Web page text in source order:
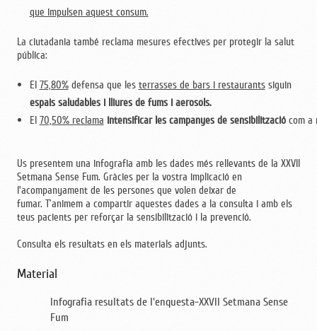
que impulsen aquest consum.
La ciutadania també reclama mesures efectives per protegir la salut
pública:
El 75,80%defensa que les terrasses de bars i restaurantssiguin
espais saludables i lliures de fums i aerosols.
El 70,50% reclama intensificar les campanyes de sensibilitzaciócom a
Us presentem una infografia amb les dades més rellevants de la XXVII
Setmana Sense Fum. Gràcies per la vostra implicació en
l'acompanyament de les persones que volen deixar de
fumar. T’animem a compartir aquestes dades a la consulta i amb els
teus pacients per reforçar la sensibilització i la prevenció.
Consulta els resultats en els materials adjunts.
Material
Infografia resultats de l'enquesta-XXVII Setmana Sense
Fum